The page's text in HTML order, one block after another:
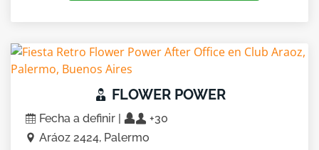
FLOWER POWER
Fecha a definir |
+30
Aráoz 2424, Palermo